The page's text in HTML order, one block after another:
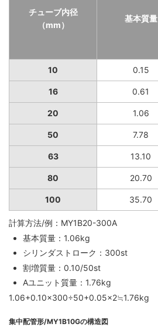
チューブ内径
（mm）
基本質量
10 0.15
16 0.61
20 1.06
50 7.78
63 13.10
80 20.70
100 35.70
計算方法/例：MY1B20-300A
基本質量：1.06kg
シリンダストローク：300st
割増質量：0.10/50st
Aユニット質量：1.76kg
1.06+0.10×300÷50+0.05×2≒1.76kg
集中配管形/MY1B10Gの構造図